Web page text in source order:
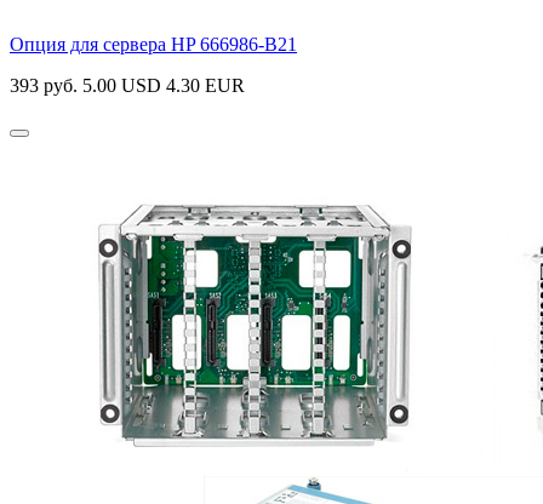
Опция для сервера HP666986-B21
393 руб. 5.00 USD 4.30 EUR